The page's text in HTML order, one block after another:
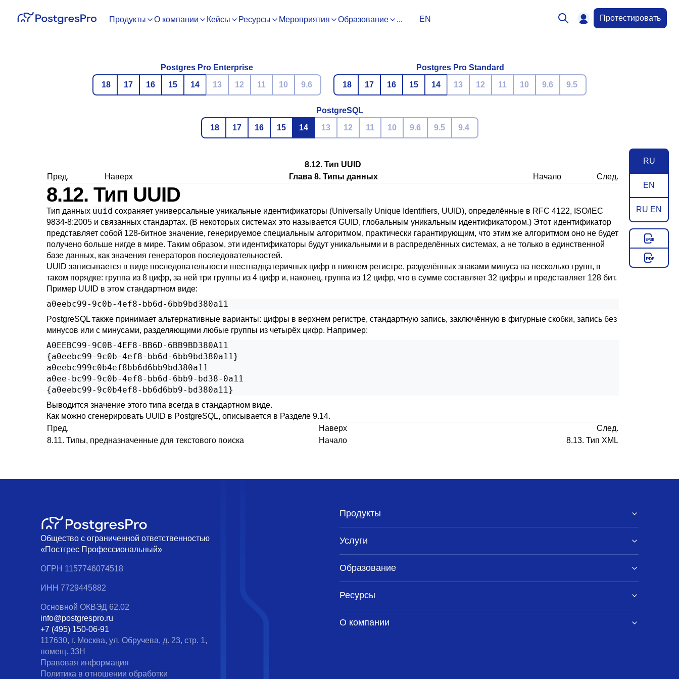
Продукты О компании Кейсы Ресурсы Мероприятия Образование ... EN Протестировать
Postgres Pro Enterprise
18
17 16 15 14 13 12 11 10 9.6
Postgres Pro Standard
18
17 16 15 14 13 12 11 10 9.6 9.5
PostgreSQL
18
17 16 15 14 13 12 11 10 9.6 9.5 9.4
RU
EN
RU EN
8.12. Тип UUID
Пред.
Наверх Глава 8. Типы данных Начало След.
8.12. Тип UUID
Тип данных uuid сохраняет универсальные уникальные идентификаторы (Universally Unique Identifiers, UUID), определённые в RFC 4122, ISO/IEC
9834-8:2005 и связанных стандартах. (В некоторых системах это называется GUID, глобальным уникальным идентификатором.) Этот идентификатор
представляет собой 128-битное значение, генерируемое специальным алгоритмом, практически гарантирующим, что этим же алгоритмом оно не будет
получено больше нигде в мире. Таким образом, эти идентификаторы будут уникальными и в распределённых системах, а не только в единственной
базе данных, как значения генераторов последовательностей.
UUID записывается в виде последовательности шестнадцатеричных цифр в нижнем регистре, разделённых знаками минуса на несколько групп, в
таком порядке: группа из 8 цифр, за ней три группы из 4 цифр и, наконец, группа из 12 цифр, что в сумме составляет 32 цифры и представляет 128 бит.
Пример UUID в этом стандартном виде:
a0eebc99-9c0b-4ef8-bb6d-6bb9bd380a11
PostgreSQL также принимает альтернативные варианты: цифры в верхнем регистре, стандартную запись, заключённую в фигурные скобки, запись без
минусов или с минусами, разделяющими любые группы из четырёх цифр. Например:
A0EEBC99-9C0B-4EF8-BB6D-6BB9BD380A11
{a0eebc99-9c0b-4ef8-bb6d-6bb9bd380a11}
a0eebc999c0b4ef8bb6d6bb9bd380a11
a0ee-bc99-9c0b-4ef8-bb6d-6bb9-bd38-0a11
{a0eebc99-9c0b4ef8-bb6d6bb9-bd380a11}
Выводится значение этого типа всегда в стандартном виде.
Как можно сгенерировать UUID в PostgreSQL, описывается в Разделе 9.14.
Пред.
Наверх
След.
8.11. Типы, предназначенные для текстового поиска
Начало 8.13. Тип XML
Общество с ограниченной ответственностью
«Постгрес Профессиональный»
ОГРН 1157746074518
ИНН 7729445882
Основной ОКВЭД 62.02
info@postgrespro.ru
+7 (495) 150-06-91
117630, г. Москва, ул. Обручева, д. 23, стр. 1,
помещ. 33Н
Правовая информация
Политика в отношении обработки
Продукты
Услуги
Образование
Ресурсы
О компании